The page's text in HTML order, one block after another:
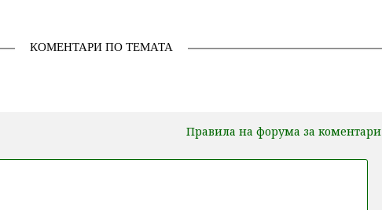
КОМЕНТАРИ ПО ТЕМАТА
Правила на форума за коментари